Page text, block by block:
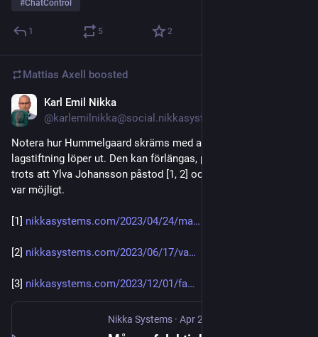
#ChatControl
1 5 2
Mattias Axell boosted
Karl Emil Nikka
Notera hur Hummelgaard skräms med att nuvarande
lagstiftning löper ut. Den kan förlängas, precis som den gjorde
trots att Ylva Johansson påstod [1, 2] och antydde [3] att inte
var möjligt.
[1] nikkasystems.com/2023/04/24/ma
[2] nikkasystems.com/2023/06/17/va
[3] nikkasystems.com/2023/12/01/fa
Nikka Systems · Apr 24, 2023